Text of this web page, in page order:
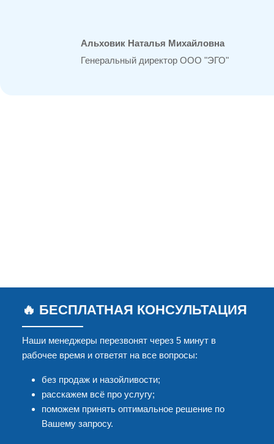
Альховик Наталья Михайловна
Генеральный директор ООО "ЭГО"
🔥 БЕСПЛАТНАЯ КОНСУЛЬТАЦИЯ
Наши менеджеры перезвонят через 5 минут в
рабочее время и ответят на все вопросы:
без продаж и назойливости;
расскажем всё про услугу;
поможем принять оптимальное решение по
Вашему запросу.